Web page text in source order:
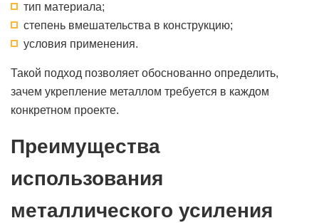
тип материала;
степень вмешательства в конструкцию;
условия применения.
Такой подход позволяет обоснованно определить,
зачем укрепление металлом требуется в каждом
конкретном проекте.
Преимущества
использования
металлического усиления